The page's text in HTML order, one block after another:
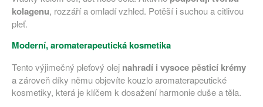
kolagenu, rozzáří a omladí vzhled. Potěší i suchou a citlivou
pleť.
Moderní, aromaterapeutická kosmetika
Tento výjimečný pleťový olej nahradí i vysoce pěsticí krémy
a zároveň díky němu objevíte kouzlo aromaterapeutické
kosmetiky, která je klíčem k dosažení harmonie duše a těla.